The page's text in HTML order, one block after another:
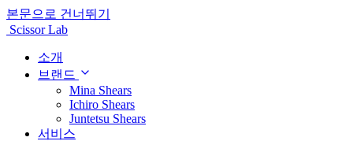
본문으로 건너뛰기
Scissor Lab
소개
브랜드
Mina Shears
Ichiro Shears
Juntetsu Shears
서비스